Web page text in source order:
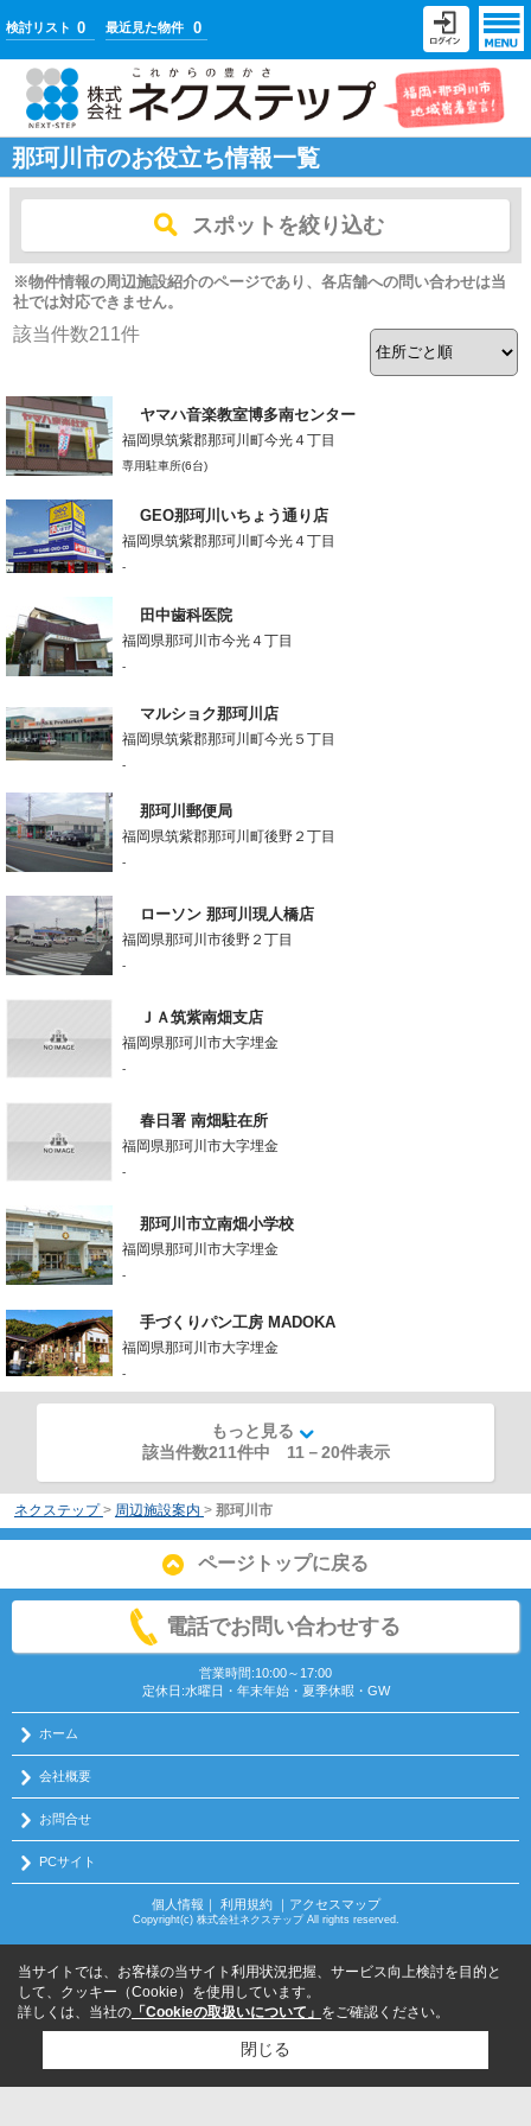
検討リスト 0 最近見た物件 0
那珂川市のお役立ち情報一覧
スポットを絞り込む
※物件情報の周辺施設紹介のページであり、各店舗への問い合わせは当
社では対応できません。
該当件数211件
ヤマハ音楽教室博多南センター
福岡県筑紫郡那珂川町今光４丁目
専用駐車所(6台)
GEO那珂川いちょう通り店
福岡県筑紫郡那珂川町今光４丁目
-
田中歯科医院
福岡県那珂川市今光４丁目
-
マルショク那珂川店
福岡県筑紫郡那珂川町今光５丁目
-
那珂川郵便局
福岡県筑紫郡那珂川町後野２丁目
-
ローソン 那珂川現人橋店
福岡県那珂川市後野２丁目
-
ＪＡ筑紫南畑支店
福岡県那珂川市大字埋金
-
春日署 南畑駐在所
福岡県那珂川市大字埋金
-
那珂川市立南畑小学校
福岡県那珂川市大字埋金
-
手づくりパン工房 MADOKA
福岡県那珂川市大字埋金
-
もっと見る
該当件数211件中 11 －20件表示
ネクステップ > 周辺施設案内 > 那珂川市
ページトップに戻る
電話でお問い合わせする
営業時間:10:00～17:00
定休日:水曜日・年末年始・夏季休暇・GW
ホーム
会社概要
お問合せ
PCサイト
個人情報 ｜ 利用規約｜ アクセスマップ
Copyright(c) 株式会社ネクステップ All rights reserved.
当サイトでは、お客様の当サイト利用状況把握、サービス向上検討を目的と
して、クッキー（Cookie）を使用しています。
詳しくは、当社の 「Cookieの取扱いについて」 をご確認ください。
閉じる